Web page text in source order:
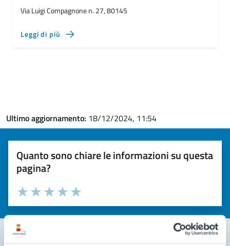
Via Luigi Compagnone n. 27, 80145
Leggi di più
Ultimo aggiornamento: 18/12/2024, 11:54
Quanto sono chiare le informazioni su questa
pagina?
Valuta la chiarezza delle informazioni (da 1 a 5 stelle)
Seleziona il numero di stelle per valutare la chiarezza delle
Valuta 5 stelle su 5
Valuta 4 stelle su 5
Valuta 3 stelle su 5
Valuta 2 stelle su 5
Valuta 1 stelle su 5